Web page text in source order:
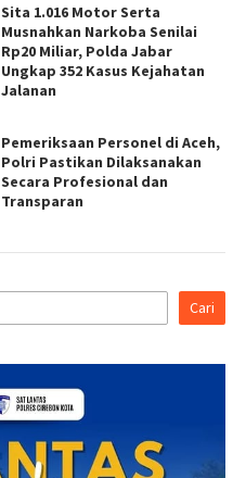
Sita 1.016 Motor Serta
Musnahkan Narkoba Senilai
Rp20 Miliar, Polda Jabar
Ungkap 352 Kasus Kejahatan
Jalanan
Pemeriksaan Personel di Aceh,
Polri Pastikan Dilaksanakan
Secara Profesional dan
Transparan
Cari